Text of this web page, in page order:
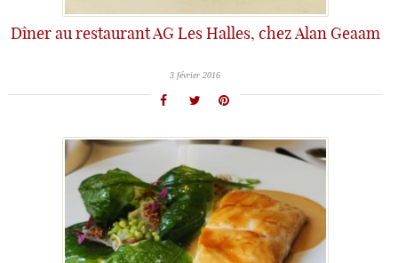
Dîner au restaurant AG Les Halles, chez Alan Geaam
3 février 2016